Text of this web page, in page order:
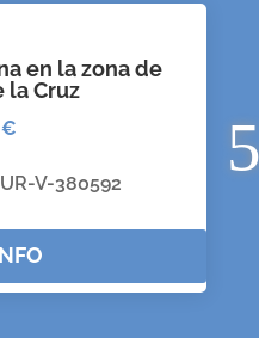
en la zona de
la Cruz
UR-V-380592